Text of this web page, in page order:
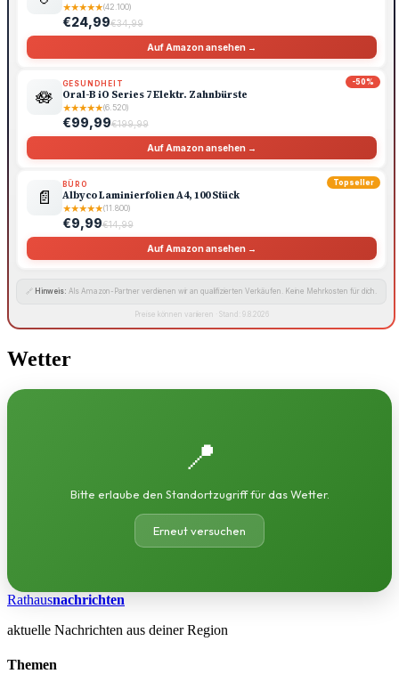
★★★★★(42.100)
€24,99€34,99
Auf Amazon ansehen →
-50%
🪷
GESUNDHEIT
Oral-B iO Series 7 Elektr. Zahnbürste
★★★★★(6.520)
€99,99€199,99
Auf Amazon ansehen →
Topseller
📄
BÜRO
Albyco Laminierfolien A4, 100 Stück
★★★★★(11.800)
€9,99€14,99
Auf Amazon ansehen →
🔗 Hinweis: Als Amazon-Partner verdienen wir an qualifizierten Verkäufen. Keine Mehrkosten für dich.
Preise können variieren · Stand: 9.8.2026
Wetter
📍
Bitte erlaube den Standortzugriff für das Wetter.
Erneut versuchen
Rathausnachrichten
aktuelle Nachrichten aus deiner Region
Themen